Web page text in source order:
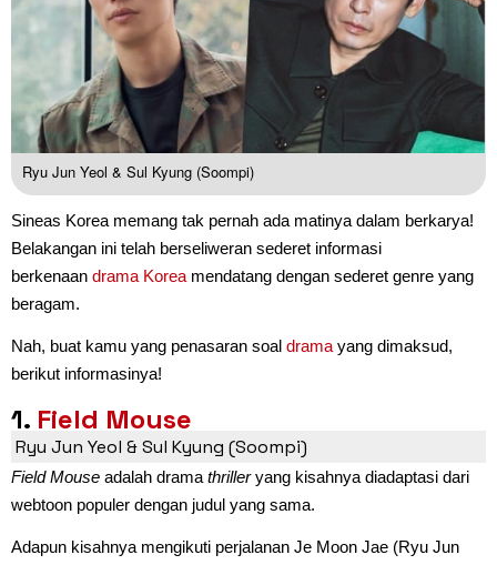
Ryu Jun Yeol & Sul Kyung (Soompi)
Sineas Korea memang tak pernah ada matinya dalam berkarya!
Belakangan ini telah berseliweran sederet informasi
berkenaan drama Korea mendatang dengan sederet genre yang
beragam.
Nah, buat kamu yang penasaran soal drama yang dimaksud,
berikut informasinya!
1. Field Mouse
Ryu Jun Yeol & Sul Kyung (Soompi)
Field Mouse adalah drama thrilleryang kisahnya diadaptasi dari
webtoon populer dengan judul yang sama.
Adapun kisahnya mengikuti perjalanan Je Moon Jae (Ryu Jun